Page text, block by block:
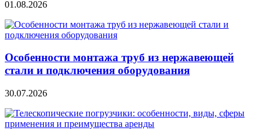
01.08.2026
Особенности монтажа труб из нержавеющей
стали и подключения оборудования
30.07.2026